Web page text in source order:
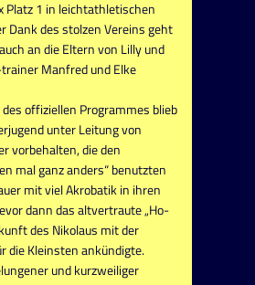
Platz 1 in leichtathletischen
Dank des stolzen Vereins geht
an die Eltern von Lilly und
Manfred und Elke
offiziellen Programmes blieb
unter Leitung von
vorbehalten, die den
mal ganz anders“ benutzten
mit viel Akrobatik in ihren
dann das altvertraute „Ho-
des Nikolaus mit der
die Kleinsten ankündigte.
und kurzweiliger